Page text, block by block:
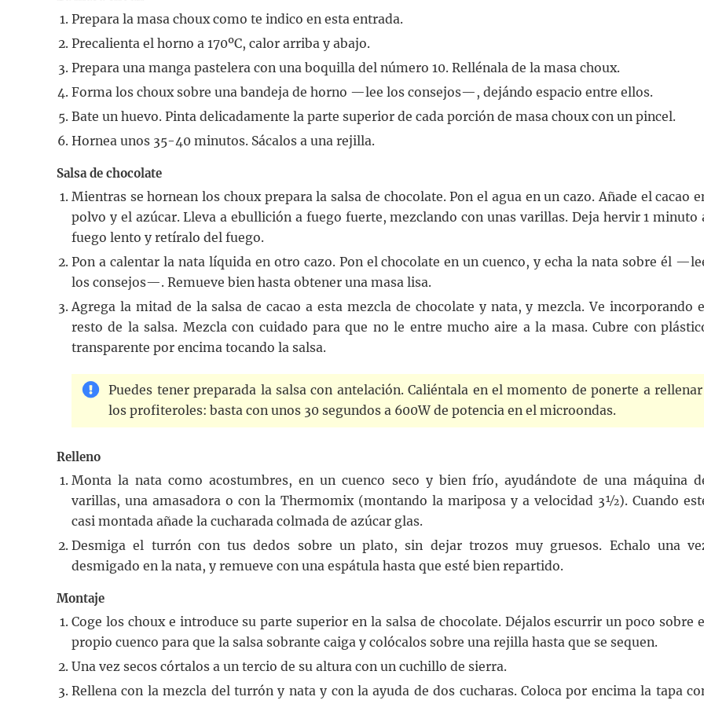
Prepara la masa choux como te indico en esta entrada.
Precalienta el horno a 170ºC, calor arriba y abajo.
Prepara una manga pastelera con una boquilla del número 10. Rellénala de la masa choux.
Forma los choux sobre una bandeja de horno —lee los consejos—, dejándo espacio entre ellos.
Bate un huevo. Pinta delicadamente la parte superior de cada porción de masa choux con un pincel.
Hornea unos 35-40 minutos. Sácalos a una rejilla.
Salsa de chocolate
Mientras se hornean los choux prepara la salsa de chocolate. Pon el agua en un cazo. Añade el cacao
polvo y el azúcar. Lleva a ebullición a fuego fuerte, mezclando con unas varillas. Deja hervir 1 minuto
fuego lento y retíralo del fuego.
Pon a calentar la nata líquida en otro cazo. Pon el chocolate en un cuenco, y echa la nata sobre él
los consejos—. Remueve bien hasta obtener una masa lisa.
Agrega la mitad de la salsa de cacao a esta mezcla de chocolate y nata, y mezcla. Ve incorporando
resto de la salsa. Mezcla con cuidado para que no le entre mucho aire a la masa. Cubre con
transparente por encima tocando la salsa.
Puedes tener preparada la salsa con antelación. Caliéntala en el momento de ponerte a rellenar
los profiteroles: basta con unos 30 segundos a 600W de potencia en el microondas.
Relleno
Monta la nata como acostumbres, en un cuenco seco y bien frío, ayudándote de una máquina
varillas, una amasadora o con la Thermomix (montando la mariposa y a velocidad 3½). Cuando
casi montada añade la cucharada colmada de azúcar glas.
Desmiga el turrón con tus dedos sobre un plato, sin dejar trozos muy gruesos. Echalo una
desmigado en la nata, y remueve con una espátula hasta que esté bien repartido.
Montaje
Coge los choux e introduce su parte superior en la salsa de chocolate. Déjalos escurrir un poco sobre
propio cuenco para que la salsa sobrante caiga y colócalos sobre una rejilla hasta que se sequen.
Una vez secos córtalos a un tercio de su altura con un cuchillo de sierra.
Rellena con la mezcla del turrón y nata y con la ayuda de dos cucharas. Coloca por encima la tapa